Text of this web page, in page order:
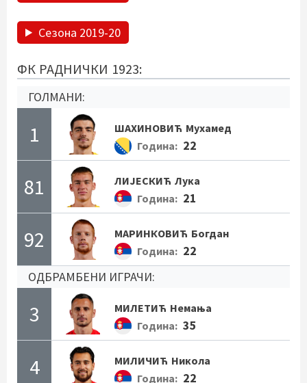
Сезона 2019-20
ФК РАДНИЧКИ 1923:
ГОЛМАНИ:
1 ШАХИНОВИЋ Мухамед
Година: 22
81 ЛИЈЕСКИЋ Лука
Година: 21
92 МАРИНКОВИЋ Богдан
Година: 22
ОДБРАМБЕНИ ИГРАЧИ:
3 МИЛЕТИЋ Немања
Година: 35
4 МИЛИЧИЋ Никола
Година: 22